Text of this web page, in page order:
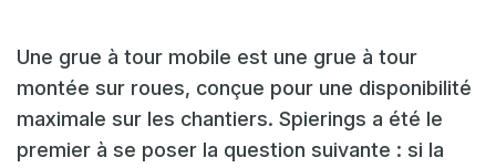
My Spierings
Cookie statement
General terms and conditions
Une grue à tour mobile est une grue à tour
montée sur roues, conçue pour une disponibilité
maximale sur les chantiers. Spierings a été le
premier à se poser la question suivante : si la